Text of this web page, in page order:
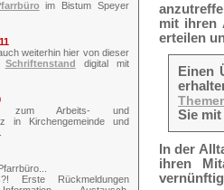
mit ihren
erteilen
Einen
Sie
In der
ihren
im Bistum Speyer
weiterhin hier von dieser
Schriftenstand digital mit
zum Arbeits- und
in Kirchengemeinde und
Erste Rückmeldungen